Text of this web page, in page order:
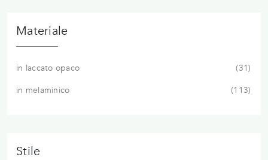
Materiale
in laccato opaco
31
in melaminico
113
Stile